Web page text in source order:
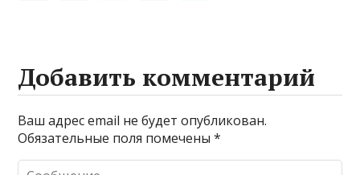
Добавить комментарий
Ваш адрес email не будет опубликован.
Обязательные поля помечены*